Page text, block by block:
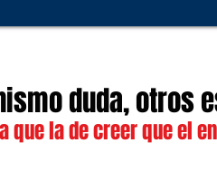
duda, otros
que la de creer que el